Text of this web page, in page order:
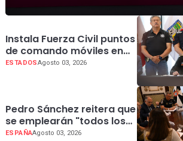
Instala Fuerza Civil puntos
de comando móviles en
carreteras por periodo
ESTADOSAgosto 03, 2026
Pedro Sánchez reitera que
se emplearán "todos los
recursos del Estado" para
ESPAÑAAgosto 03, 2026